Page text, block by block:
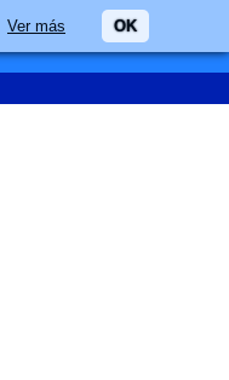
Ver más OK